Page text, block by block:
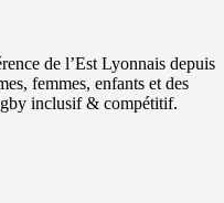
de l’Est Lyonnais depuis
femmes, enfants et des
inclusif & compétitif.